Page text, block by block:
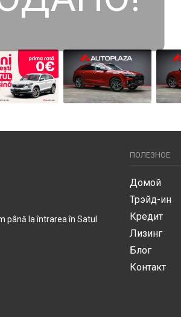
până la întrarea în Satul
ПОЛЕЗНОЕ
Домой
Трэйд-ин
Кредит
Лизинг
Блог
Контакт